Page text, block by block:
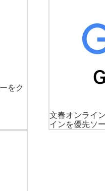
をク
文春オンライ
インを優先ソ